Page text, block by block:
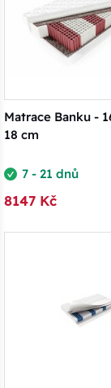
Matrace Banku -
18 cm
7 - 21 dnů
8147 Kč